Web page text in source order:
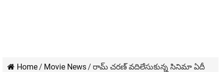
Home/ Movie News/ రామ్ చరణ్ వదిలేసుకున్న సినిమా ఏదీ